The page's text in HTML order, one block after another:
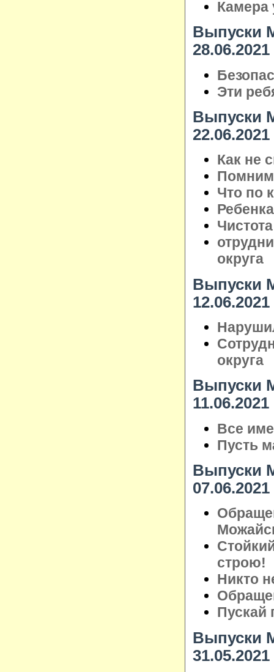
Камера
Выпуски
28.06.2021
Эти
Выпуски
22.06.2021
Как не
Помним
Что по
округа
Выпуски
12.06.2021
округа
Выпуски
11.06.2021
Все
Пусть
Выпуски
07.06.2021
строю!
Никто
Пускай
Выпуски
31.05.2021